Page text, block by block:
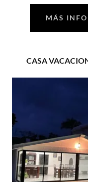
MÁS
CASA